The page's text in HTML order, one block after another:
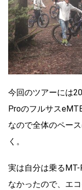
今回のツアーには
Proのフルサス
なので全体のペー
く。
実は自分は乗る
なかったので、エ